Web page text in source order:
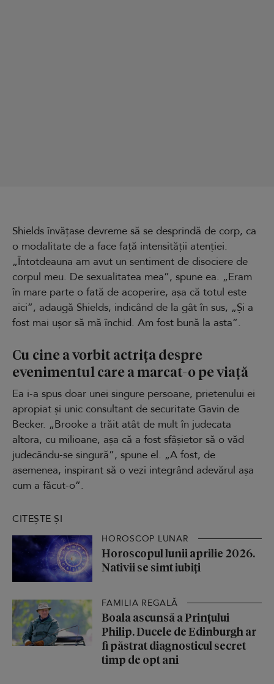
Shields învățase devreme să se desprindă de corp, ca
o modalitate de a face față intensității atenției.
„Întotdeauna am avut un sentiment de disociere de
corpul meu. De sexualitatea mea”, spune ea. „Eram
în mare parte o fată de acoperire, așa că totul este
aici”, adaugă Shields, indicând de la gât în sus, „Și a
fost mai ușor să mă închid. Am fost bună la asta”.
Cu cine a vorbit actrița despre
evenimentul care a marcat-o pe viață
Ea i-a spus doar unei singure persoane, prietenului ei
apropiat și unic consultant de securitate Gavin de
Becker. „Brooke a trăit atât de mult în judecata
altora, cu milioane, așa că a fost sfâșietor să o văd
judecându-se singură”, spune el. „A fost, de
asemenea, inspirant să o vezi integrând adevărul așa
cum a făcut-o”.
CITEȘTE ȘI
HOROSCOP LUNAR
Horoscopul lunii aprilie 2026.
Nativii se simt iubiți
FAMILIA REGALĂ
Boala ascunsă a Prințului
Philip. Ducele de Edinburgh ar
fi păstrat diagnosticul secret
timp de opt ani